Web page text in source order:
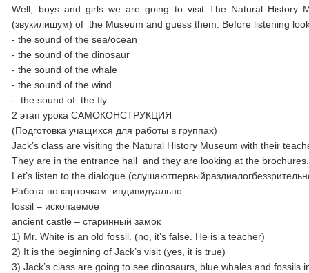
Well, boys and girls we are going to visit The Natural History
(звукилишум) of the Museum and guess them. Before listening
- the sound of the sea/ocean
- the sound of the dinosaur
- the sound of the whale
- the sound of the wind
- the sound of the fly
2 этап урока САМОКОНСТРУКЦИЯ
(Подготовка учащихся для работы в группах)
Jack’s class are visiting the Natural History Museum with their
They are in the entrance hall and they are looking at the brochures.
Let’s listen to the dialogue
Работа по карточкам индивидуально:
fossil – ископаемое
ancient castle – старинный замок
1) Mr. White is an old fossil. (no, it’s false. He is a teacher)
2) It is the beginning of Jack’s visit (yes, it is true)
3) Jack’s class are going to see dinosaurs, blue whales and fossils